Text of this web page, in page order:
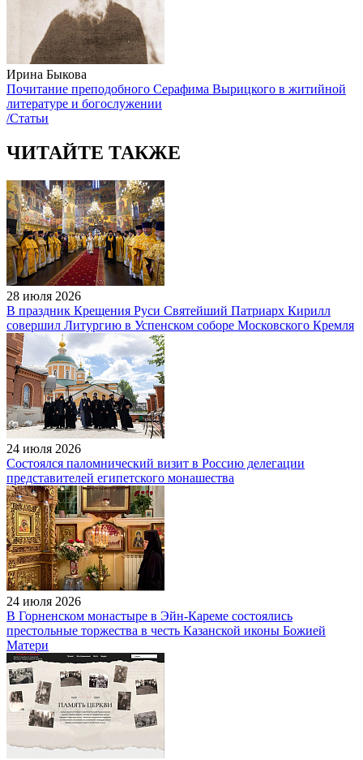
Ирина Быкова
Почитание преподобного Серафима Вырицкого в житийной
литературе и богослужении
/Статьи
ЧИТАЙТЕ ТАКЖЕ
28 июля 2026
В праздник Крещения Руси Святейший Патриарх Кирилл
совершил Литургию в Успенском соборе Московского Кремля
24 июля 2026
Состоялся паломнический визит в Россию делегации
представителей египетского монашества
24 июля 2026
В Горненском монастыре в Эйн-Кареме состоялись
престольные торжества в честь Казанской иконы Божией
Матери